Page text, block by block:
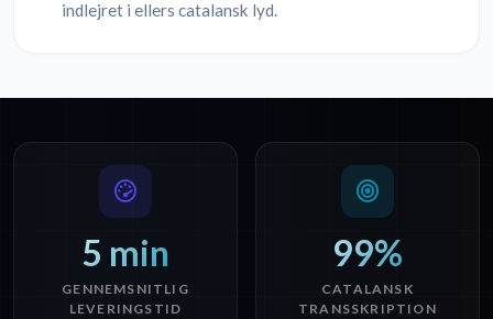
indlejret i ellers catalansk lyd.
5 min
GENNEMSNITLIG
LEVERINGSTID
99%
CATALANSK
TRANSSKRIPTION